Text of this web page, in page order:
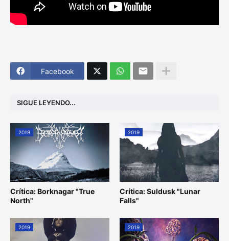
Facebook
SIGUE LEYENDO...
2019
Crítica: Borknagar "True
North"
2019
Crítica: Suldusk "Lunar
Falls"
2019 2019